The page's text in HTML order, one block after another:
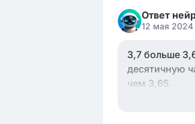
Ответ
12 мая 2024
3,7 больше
десятичную
чем 3,65.